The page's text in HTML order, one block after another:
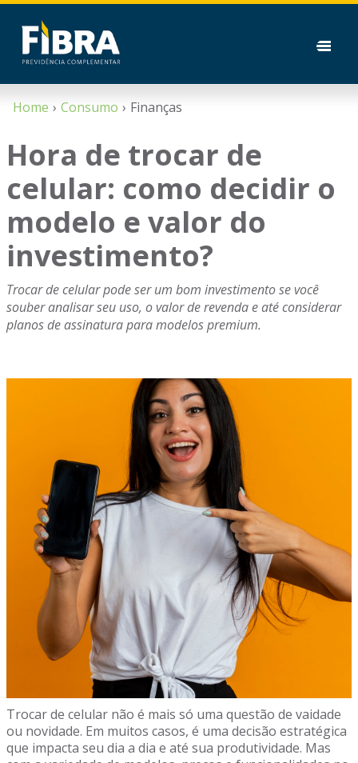
Home Consumo Finanças
Hora de trocar de
celular: como decidir o
modelo e valor do
investimento?
Trocar de celular pode ser um bom investimento se você
souber analisar seu uso, o valor de revenda e até considerar
planos de assinatura para modelos premium.
Trocar de celular não é mais só uma questão de vaidade
ou novidade. Em muitos casos, é uma decisão estratégica
que impacta seu dia a dia e até sua produtividade. Mas